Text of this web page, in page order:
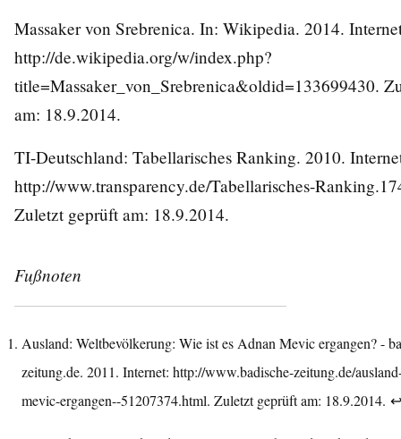
Massaker von Srebrenica. In: Wikipedia. 2014.
http://de.wikipedia.org/w/index.php?
title=Massaker_von_Srebrenica&oldid=133699430.
am: 18.9.2014.
TI-Deutschland: Tabellarisches Ranking. 2010.
http://www.transparency.de/Tabellarisches-
Zuletzt geprüft am: 18.9.2014.
Fußnoten
Ausland: Weltbevölkerung: Wie ist es Adnan Mevic ergangen? -
zeitung.de. 2011. Internet: http://www.badische-zeitung.de/
mevic-ergangen--51207374.html. Zuletzt geprüft am: 18.9.2014. ↩︎